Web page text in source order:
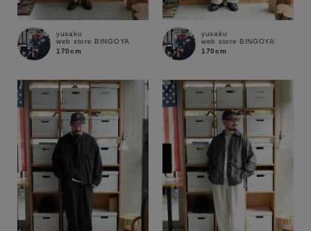
商品タイプ
通常商品 予約商品
在庫
在庫あり 在庫なし含む
yusaku
web store BINGOYA
170cm
yusaku
web store BINGOYA
170cm